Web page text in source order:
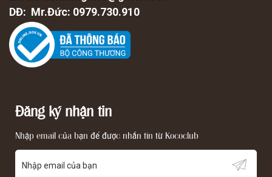
DĐ: Mr.Đức: 0979.730.910
Đăng ký nhận tin
Nhập email của bạn để được nhắn tin từ Kococlub